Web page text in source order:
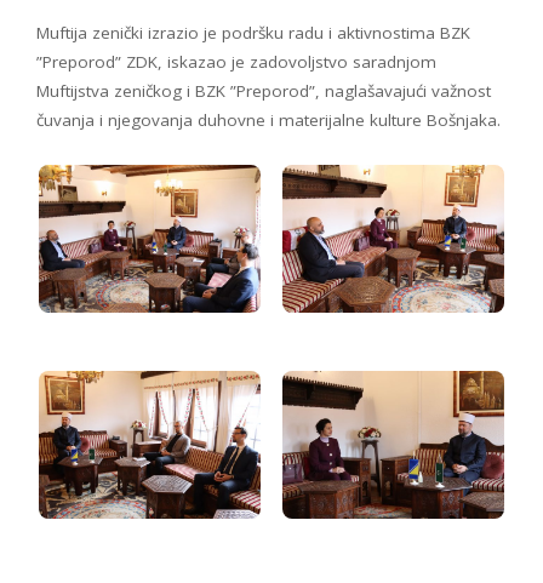
Muftija zenički izrazio je podršku radu i aktivnostima BZK
”Preporod” ZDK, iskazao je zadovoljstvo saradnjom
Muftijstva zeničkog i BZK ”Preporod”, naglašavajući važnost
čuvanja i njegovanja duhovne i materijalne kulture Bošnjaka.